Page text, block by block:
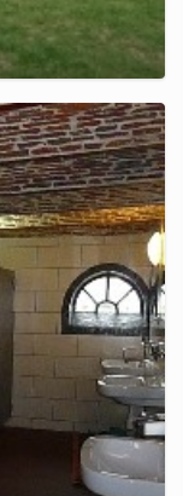
U kunt